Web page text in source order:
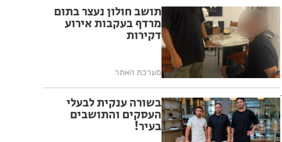
תושב חולון נעצר בתום
מרדף בעקבות אירוע
דקירות
מערכת האתר
בשורה ענקית לבעלי
העסקים והתושבים
בעיר!